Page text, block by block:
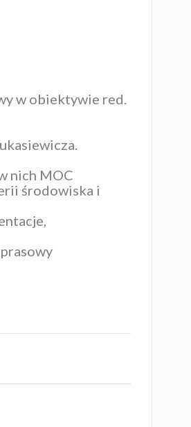
w obiektywie red.
.
nich MOC
środowiska i